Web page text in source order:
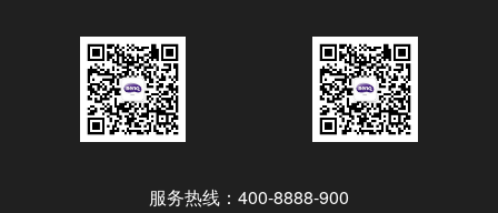
服务热线：400-8888-900